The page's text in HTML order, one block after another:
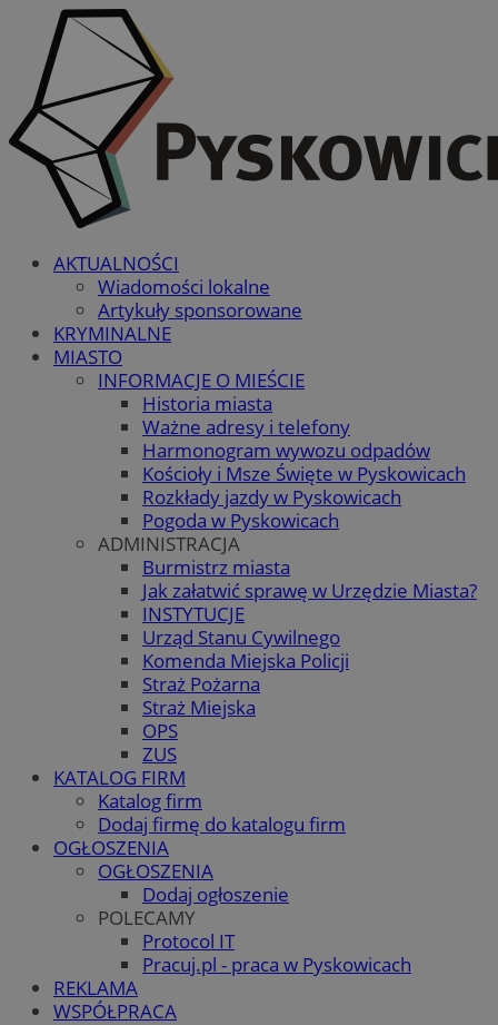
AKTUALNOŚCI
Wiadomości lokalne
Artykuły sponsorowane
KRYMINALNE
MIASTO
INFORMACJE O MIEŚCIE
Historia miasta
Ważne adresy i telefony
Harmonogram wywozu odpadów
Kościoły i Msze Święte w Pyskowicach
Rozkłady jazdy w Pyskowicach
Pogoda w Pyskowicach
ADMINISTRACJA
Burmistrz miasta
Jak załatwić sprawę w Urzędzie Miasta?
INSTYTUCJE
Urząd Stanu Cywilnego
Komenda Miejska Policji
Straż Pożarna
Straż Miejska
OPS
ZUS
KATALOG FIRM
Katalog firm
Dodaj firmę do katalogu firm
OGŁOSZENIA
OGŁOSZENIA
Dodaj ogłoszenie
POLECAMY
Protocol IT
Pracuj.pl - praca w Pyskowicach
REKLAMA
WSPÓŁPRACA